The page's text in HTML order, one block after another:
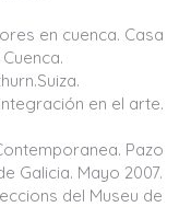
en cuenca. Casa
en el arte.
Pazo
Galicia. Mayo 2007.
del Museu de